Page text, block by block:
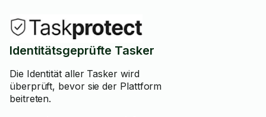
Identitätsgeprüfte Tasker
Die Identität aller Tasker wird
überprüft, bevor sie der Plattform
beitreten.